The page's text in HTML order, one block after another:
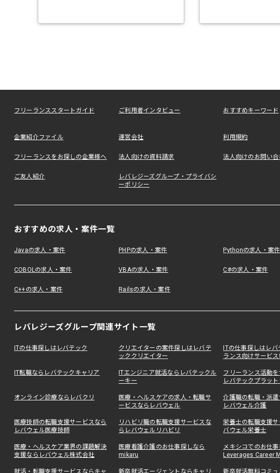
フリーランススタートガイド ご利用者インタビュー おすすめキーワード
企業紹介ファイル 運営会社 利用規約
フリーランスをお探しの企業様へ 法人向けの資料請求 法人向けのお問い合
ご友人紹介
レバレジーズグループ・プライバシ
ーポリシー
おすすめの求人・案件一覧
Javaの求人・案件 PHPの求人・案件 Pythonの求人・案件
COBOLの求人・案件 VBAの求人・案件 C#の求人・案件
C++の求人・案件 Railsの求人・案件
レバレジーズグループ関連サイト一覧
ITの仕事探しはレバテック
クリエイターの案件探しはレバテ
ッククリエイター
ITの仕事探しはレ
ランス向けサービス
IT転職ならレバテックキャリア
ITエンジニア就活ならレバテックル
ーキー
フリーランス活動
レバテックプラッ
オンライン診療ならレバクリ
医療・ヘルスケアの求人・転職サ
ービスならレバウェル
介護職の転職・派遣
レバウェル介護
医療技師の転職支援サービスなら
レバウェル医療技師
リハビリ職の転職支援サービスな
らレバウェルリハビリ
栄養士の転職支援
バウェル栄養士
医療・ヘルスケア業界の課題解決
支援ならレバウェル株式会社
医療看護介護のお仕事探しなら
mikaru
メキシコでのお仕
Leverages Career
就活・転職支援サービスならキャ 新卒就活エージェントならキャリ 新卒就活無料コミ